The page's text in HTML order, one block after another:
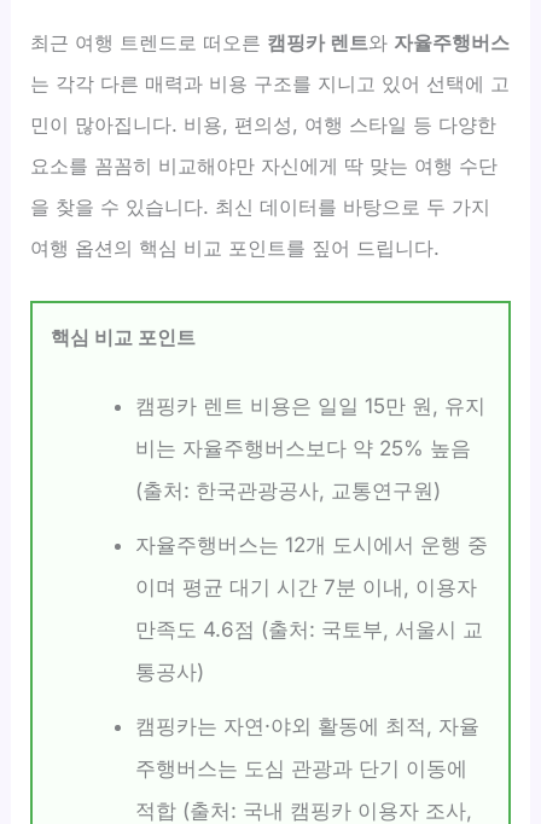
최근 여행 트렌드로 떠오른 캠핑카 렌트와 자율주행버스
는 각각 다른 매력과 비용 구조를 지니고 있어 선택에 고
민이 많아집니다. 비용, 편의성, 여행 스타일 등 다양한
요소를 꼼꼼히 비교해야만 자신에게 딱 맞는 여행 수단
을 찾을 수 있습니다. 최신 데이터를 바탕으로 두 가지
여행 옵션의 핵심 비교 포인트를 짚어 드립니다.
핵심 비교 포인트
캠핑카 렌트 비용은 일일 15만 원, 유지
비는 자율주행버스보다 약 25% 높음
(출처: 한국관광공사, 교통연구원)
자율주행버스는 12개 도시에서 운행 중
이며 평균 대기 시간 7분 이내, 이용자
만족도 4.6점 (출처: 국토부, 서울시 교
통공사)
캠핑카는 자연·야외 활동에 최적, 자율
주행버스는 도심 관광과 단기 이동에
적합 (출처: 국내 캠핑카 이용자 조사,